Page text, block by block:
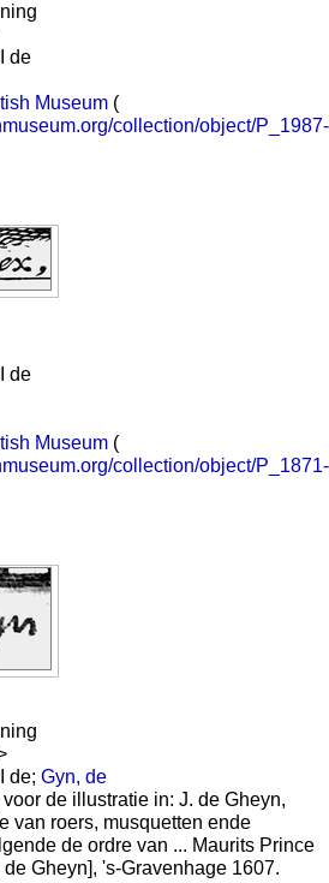
de
Museum (
collection/object/P_1987-
de
Museum (
collection/object/P_1871-
de; Gyn, de
de illustratie in: J. de Gheyn,
van roers, musquetten ende
de ordre van ... Maurits Prince
Gheyn], 's-Gravenhage 1607.